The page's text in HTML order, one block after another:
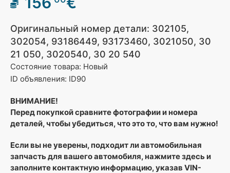
Оригинальный номер детали: 302105,
302054, 93186449, 93173460, 3021050, 30
21 050, 3020540, 30 20 540
Состояние товара: Новый
ID объявления: ID90
ВНИМАНИЕ!
Перед покупкой сравните фотографии и номера
деталей, чтобы убедиться, что это то, что вам нужно!
Если вы не уверены, подходит ли автомобильная
запчасть для вашего автомобиля, нажмите здесь и
заполните контактную информацию, указав VIN-